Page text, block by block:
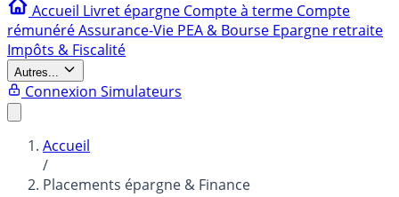
Accueil Livret épargne Compte à terme Compte
rémunéréAssurance-Vie PEA & Bourse Epargne retraite
Impôts & Fiscalité
Autres...
Connexion Simulateurs
Accueil
/
Placements épargne & Finance